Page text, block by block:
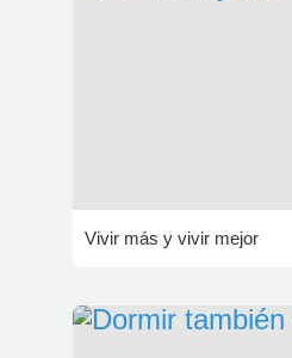
Vivir más y vivir mejor